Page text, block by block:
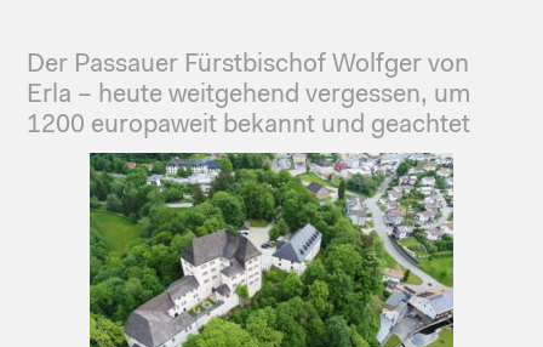
Der Passauer Fürstbischof Wolfger von
Erla – heute weitgehend vergessen, um
1200 europaweit bekannt und geachtet